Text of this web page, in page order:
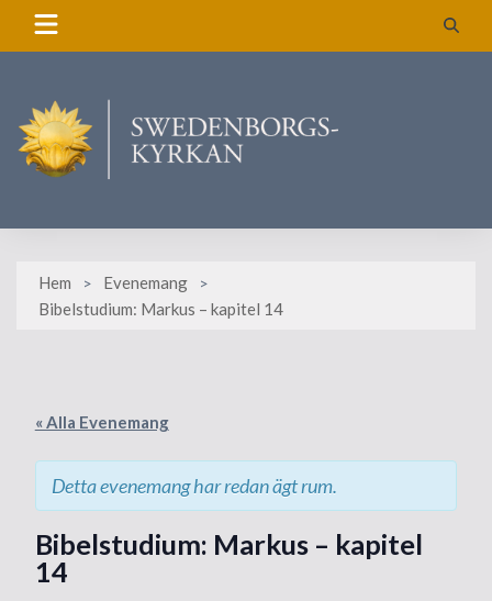
Hem
Evenemang
Bibelstudium: Markus – kapitel 14
« Alla Evenemang
Detta evenemang har redan ägt rum.
Bibelstudium: Markus – kapitel
14